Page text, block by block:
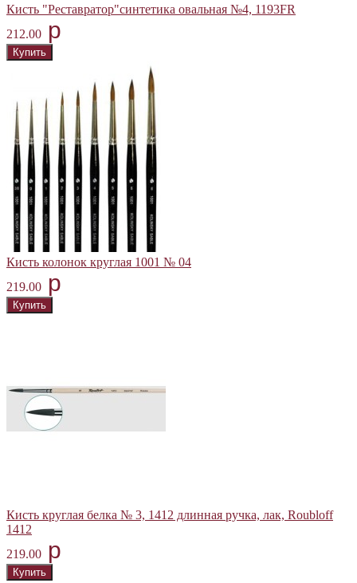
Кисть "Реставратор"синтетика овальная №4, 1193FR
212.00 p
Кисть колонок круглая 1001 № 04
219.00 p
Кисть круглая белка № 3, 1412 длинная ручка, лак, Roubloff
1412
219.00 p